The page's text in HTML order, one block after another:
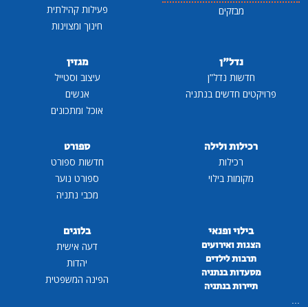
מבזקים
פעילות קהילתית
חינוך ומצוינות
נדל"ן
חדשות נדל"ן
פרויקטים חדשים בנתניה
מגזין
עיצוב וסטייל
אנשים
אוכל ומתכונים
רכילות ולילה
רכילות
מקומות בילוי
ספורט
חדשות ספורט
ספורט נוער
מכבי נתניה
בילוי ופנאי
הצגות ואירועים
תרבות לילדים
מסעדות בנתניה
תיירות בנתניה
...
בלוגים
דעה אישית
יהדות
הפינה המשפטית